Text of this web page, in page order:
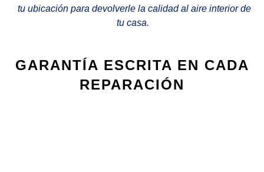
tu ubicación para devolverle la calidad al aire interior de
tu casa.
GARANTÍA ESCRITA EN CADA
REPARACIÓN